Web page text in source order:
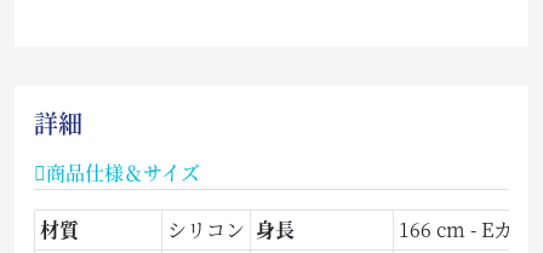
詳細
商品仕様＆サイズ
材質 シリコン 身長
166 cm - Eカッ